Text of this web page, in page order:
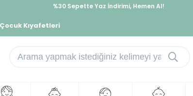
%30 Sepette Yaz İndirimi, Hemen Al!
Kıyafetleri